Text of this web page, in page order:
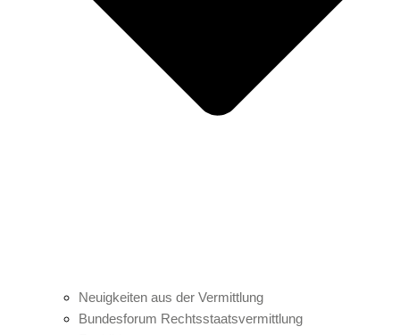
Neuigkeiten aus der Vermittlung
Bundesforum Rechtsstaatsvermittlung